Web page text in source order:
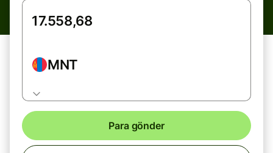
MNT
Para gönder